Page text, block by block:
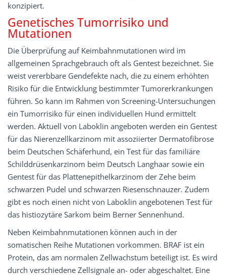
konzipiert.
Genetisches Tumorrisiko und
Mutationen
Die Überprüfung auf Keimbahnmutationen wird im
allgemeinen Sprachgebrauch oft als Gentest bezeichnet. Sie
weist vererbbare Gendefekte nach, die zu einem erhöhten
Risiko für die Entwicklung bestimmter Tumorerkrankungen
führen. So kann im Rahmen von Screening-Untersuchungen
ein Tumorrisiko für einen individuellen Hund ermittelt
werden. Aktuell von Laboklin angeboten werden ein Gentest
für das Nierenzellkarzinom mit assoziierter Dermatofibrose
beim Deutschen Schäferhund, ein Test für das familiäre
Schilddrüsenkarzinom beim Deutsch Langhaar sowie ein
Gentest für das Plattenepithelkarzinom der Zehe beim
schwarzen Pudel und schwarzen Riesenschnauzer. Zudem
gibt es noch einen nicht von Laboklin angebotenen Test für
das histiozytäre Sarkom beim Berner Sennenhund.
Neben Keimbahnmutationen können auch in der
somatischen Reihe Mutationen vorkommen. BRAF ist ein
Protein, das am normalen Zellwachstum beteiligt ist. Es wird
durch verschiedene Zellsignale an- oder abgeschaltet. Eine